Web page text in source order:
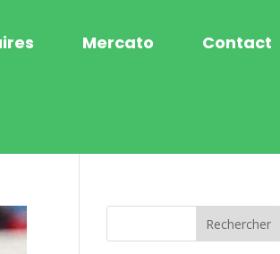
Mercato Contact
Rechercher